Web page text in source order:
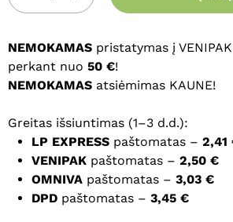
NEMOKAMAS pristatymas į
perkant nuo 50 €!
NEMOKAMAS atsiėmimas KAUNE!
Greitas išsiuntimas (1–3 d.d.):
LP EXPRESS paštomatas – 2,41
VENIPAK paštomatas – 2,50 €
OMNIVA paštomatas – 3,03 €
DPD paštomatas – 3,45 €
parašyti komentarą.